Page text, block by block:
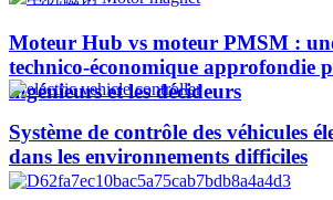
Moteur Hub vs moteur PMSM :
technico-économique approfondie
ingénieurs et les décideurs
Système de contrôle des véhicules
dans les environnements difficiles